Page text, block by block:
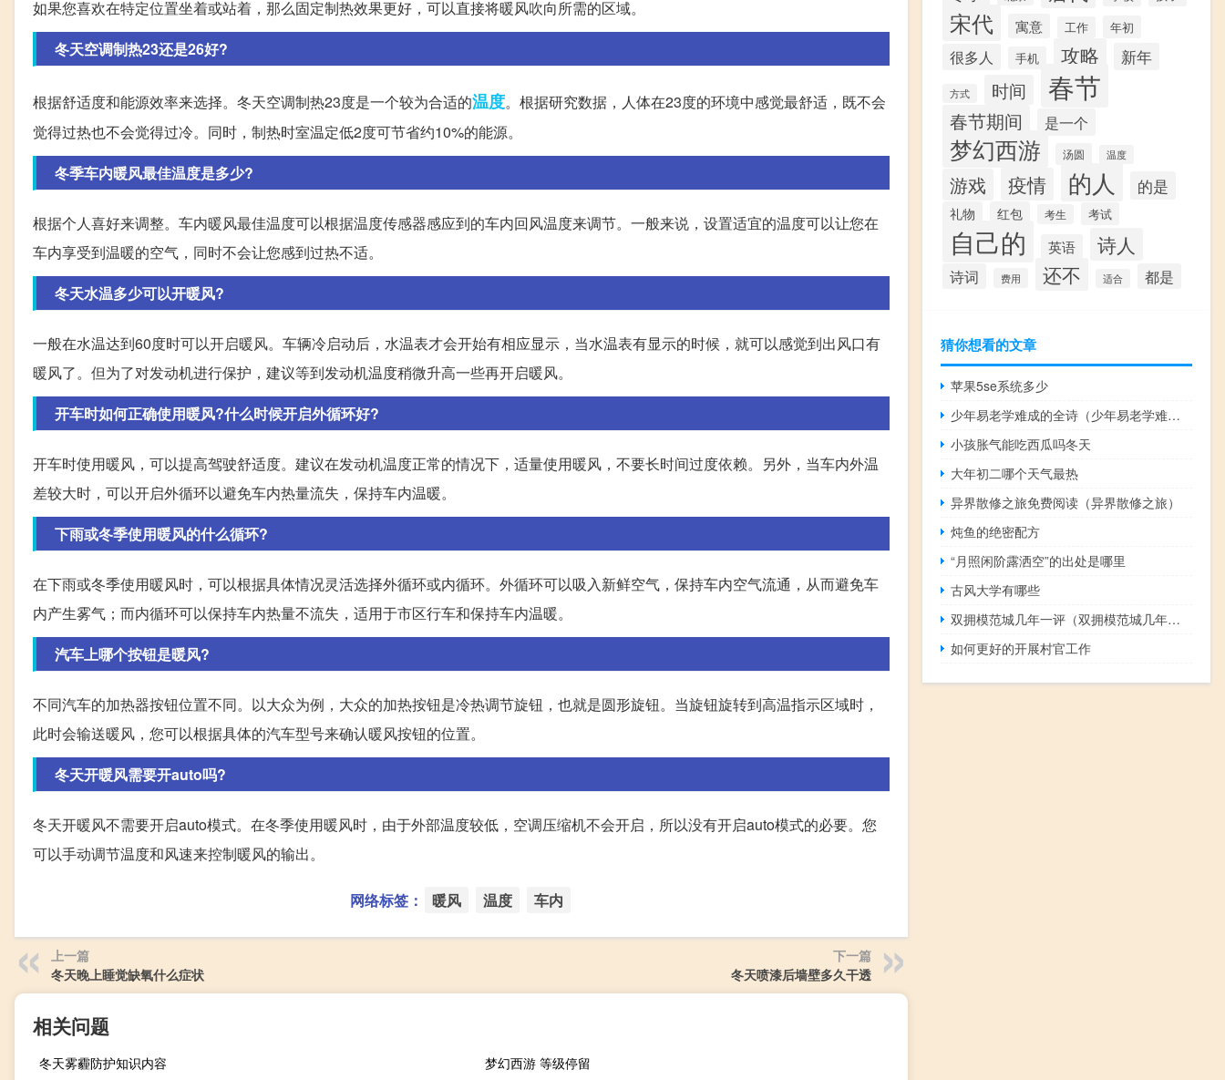
如果您喜欢在特定位置坐着或站着，那么固定制热效果更好，可以直接将暖风吹向所需的区域。
冬天空调制热23还是26好?
根据舒适度和能源效率来选择。冬天空调制热23度是一个较为合适的温度。根据研究数据，人体在23度的环境中感觉最舒适，既不会
觉得过热也不会觉得过冷。同时，制热时室温定低2度可节省约10%的能源。
冬季车内暖风最佳温度是多少?
根据个人喜好来调整。车内暖风最佳温度可以根据温度传感器感应到的车内回风温度来调节。一般来说，设置适宜的温度可以让您在
车内享受到温暖的空气，同时不会让您感到过热不适。
冬天水温多少可以开暖风?
一般在水温达到60度时可以开启暖风。车辆冷启动后，水温表才会开始有相应显示，当水温表有显示的时候，就可以感觉到出风口有
暖风了。但为了对发动机进行保护，建议等到发动机温度稍微升高一些再开启暖风。
开车时如何正确使用暖风?什么时候开启外循环好?
开车时使用暖风，可以提高驾驶舒适度。建议在发动机温度正常的情况下，适量使用暖风，不要长时间过度依赖。另外，当车内外温
差较大时，可以开启外循环以避免车内热量流失，保持车内温暖。
下雨或冬季使用暖风的什么循环?
在下雨或冬季使用暖风时，可以根据具体情况灵活选择外循环或内循环。外循环可以吸入新鲜空气，保持车内空气流通，从而避免车
内产生雾气；而内循环可以保持车内热量不流失，适用于市区行车和保持车内温暖。
汽车上哪个按钮是暖风?
不同汽车的加热器按钮位置不同。以大众为例，大众的加热按钮是冷热调节旋钮，也就是圆形旋钮。当旋钮旋转到高温指示区域时，
此时会输送暖风，您可以根据具体的汽车型号来确认暖风按钮的位置。
冬天开暖风需要开auto吗?
冬天开暖风不需要开启auto模式。在冬季使用暖风时，由于外部温度较低，空调压缩机不会开启，所以没有开启auto模式的必要。您
可以手动调节温度和风速来控制暖风的输出。
网络标签： 暖风 温度 车内
上一篇
冬天晚上睡觉缺氧什么症状
下一篇
冬天喷漆后墙壁多久干透
相关问题
冬天雾霾防护知识内容 梦幻西游 等级停留
宋代 寓意 工作 年初
很多人 手机 攻略 新年
方式 时间 春节
春节期间 是一个
梦幻西游 汤圆 温度
游戏 疫情 的人 的是
礼物 红包 考生 考试
自己的 英语 诗人
诗词 费用 还不 适合 都是
猜你想看的文章
苹果5se系统多少
少年易老学难成的全诗（少年易老学难成全诗）
小孩胀气能吃西瓜吗冬天
大年初二哪个天气最热
异界散修之旅免费阅读（异界散修之旅）
炖鱼的绝密配方
“月照闲阶露洒空”的出处是哪里
古风大学有哪些
双拥模范城几年一评（双拥模范城几年评一次）
如何更好的开展村官工作